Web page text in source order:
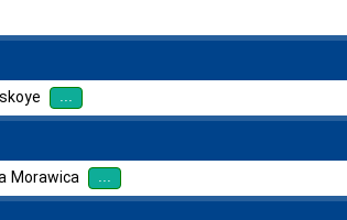
...
Morawica ...